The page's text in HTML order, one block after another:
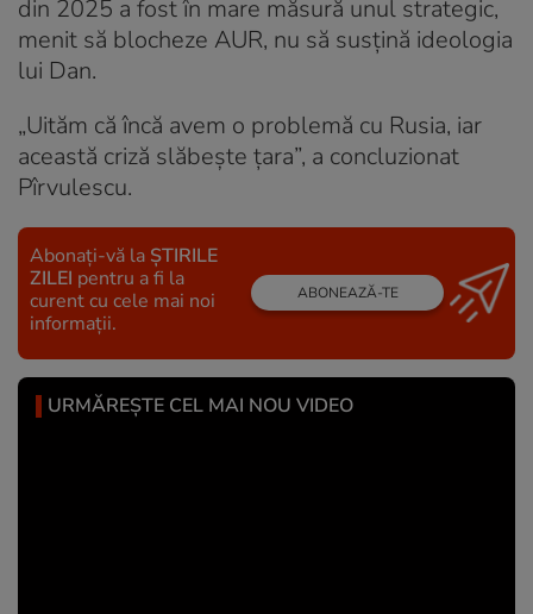
din 2025 a fost în mare măsură unul strategic,
menit să blocheze AUR, nu să susțină ideologia
lui Dan.
„Uităm că încă avem o problemă cu Rusia, iar
această criză slăbește țara”, a concluzionat
Pîrvulescu.
Abonați-vă la ȘTIRILE
ZILEI pentru a fi la
curent cu cele mai noi
informații.
ABONEAZĂ-TE
URMĂREȘTE CEL MAI NOU VIDEO